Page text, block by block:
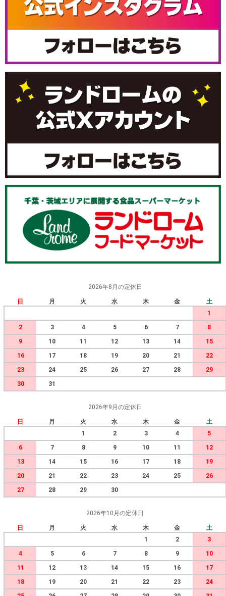
2026年8月の定休日
日 月 火 水 木 金
土
1
2
3 4 5 6 7
8
9
10 11 12 13 14
15
16
17 18 19 20 21
22
23
24 25 26 27 28
29
30
31
2026年9月の定休日
日 月 火 水 木 金
土
1
2 3 4
5
6
7 8 9 10 11
12
13
14 15 16 17 18
19
20
21 22 23 24 25
26
27
28 29 30
2026年10月の定休日
日 月 火 水 木 金
土
1
2
3
4
5 6 7 8 9
10
11
12 13 14 15 16
17
18
19 20 21 22 23
24